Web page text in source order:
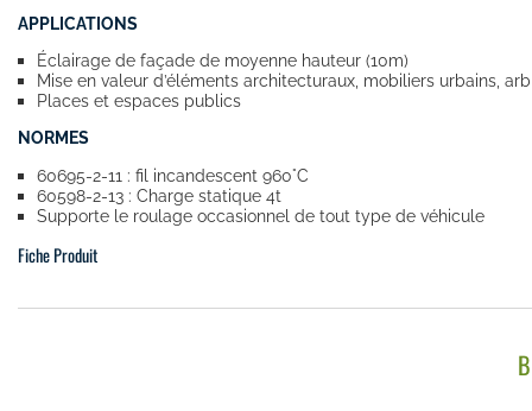
APPLICATIONS
Éclairage de façade de moyenne hauteur (10m)
Mise en valeur d’éléments architecturaux, mobiliers urbains,
Places et espaces publics
NORMES
60695-2-11 : fil incandescent 960°C
60598-2-13 : Charge statique 4t
Supporte le roulage occasionnel de tout type de véhicule
Fiche Produit